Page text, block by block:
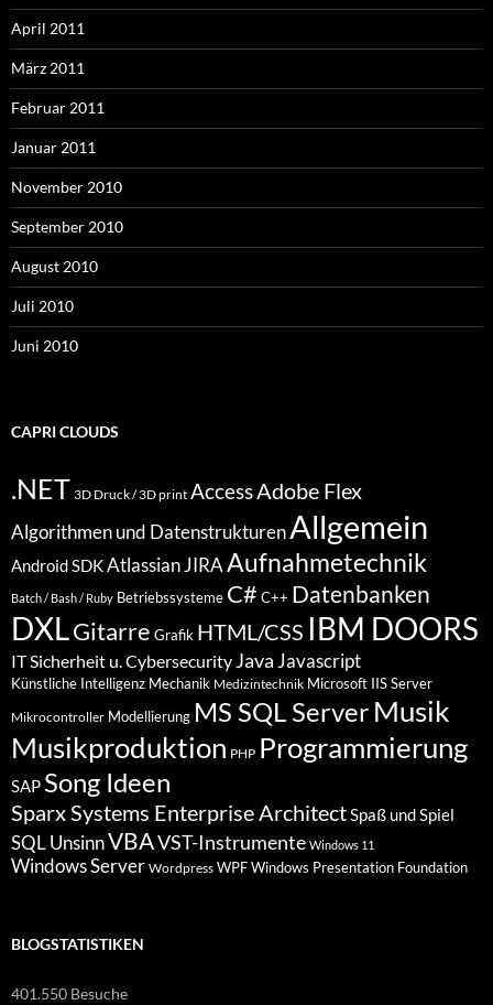
April 2011
März 2011
Februar 2011
Januar 2011
November 2010
September 2010
August 2010
Juli 2010
Juni 2010
CAPRI CLOUDS
.NET 3D Druck / 3D print AccessAdobe Flex
Algorithmen und DatenstrukturenAllgemein
Android SDKAtlassian JIRAAufnahmetechnik
Batch / Bash / Ruby Betriebssysteme C# C++ Datenbanken
DXLGitarre Grafik HTML/CSS IBM DOORS
IT Sicherheit u. Cybersecurity Java Javascript
Künstliche Intelligenz Mechanik Medizintechnik Microsoft IIS Server
Mikrocontroller Modellierung MS SQL Server Musik
Musikproduktion PHP Programmierung
SAP Song Ideen
Sparx Systems Enterprise ArchitectSpaß und Spiel
SQL UnsinnVBAVST-Instrumente Windows 11
Windows Server Wordpress WPF Windows Presentation Foundation
BLOGSTATISTIKEN
401.550 Besuche